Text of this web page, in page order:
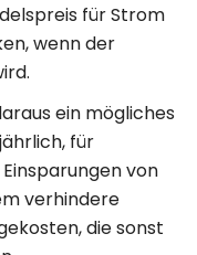
für Strom
wenn der
ein mögliches
für
von
verhindere
die sonst